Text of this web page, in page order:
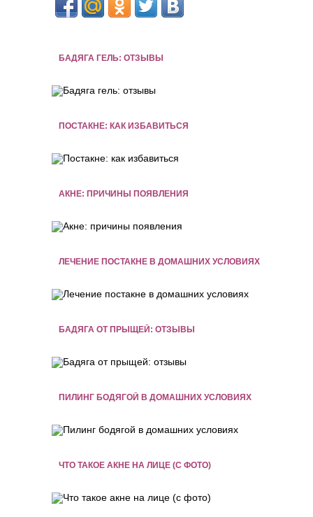
БАДЯГА ГЕЛЬ: ОТЗЫВЫ
ПОСТАКНЕ: КАК ИЗБАВИТЬСЯ
АКНЕ: ПРИЧИНЫ ПОЯВЛЕНИЯ
ЛЕЧЕНИЕ ПОСТАКНЕ В ДОМАШНИХ УСЛОВИЯХ
БАДЯГА ОТ ПРЫЩЕЙ: ОТЗЫВЫ
ПИЛИНГ БОДЯГОЙ В ДОМАШНИХ УСЛОВИЯХ
ЧТО ТАКОЕ АКНЕ НА ЛИЦЕ (С ФОТО)